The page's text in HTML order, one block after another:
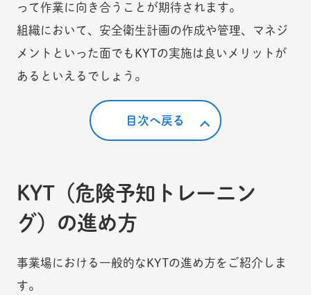
って作業に向き合うことが期待されます。
組織において、安全衛生計画の作成や管理、マネジ
メントといった面でもKYTの実施は良いメリットが
あるといえるでしょう。
目次へ戻る
KYT（危険予知トレーニン
グ）の進め方
事業場における一般的なKYTの進め方をご紹介しま
す。